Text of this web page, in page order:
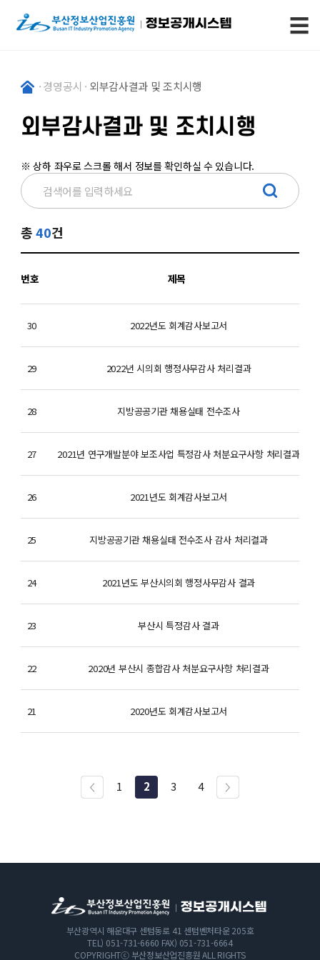
☰
·경영공시 · 외부감사결과 및 조치시행
외부감사결과 및 조치시행
※ 상하 좌우로 스크롤 해서 정보를 확인하실 수 있습니다.
총40건
번호 제목
30 2022년도 회계감사보고서
29 2022년 시의회 행정사무감사 처리결과
28 지방공공기관 채용실태 전수조사
27 2021년 연구개발분야 보조사업 특정감사 처분요구사항 처리결과
26 2021년도 회계감사보고서
25 지방공공기관 채용실태 전수조사 감사 처리결과
24 2021년도 부산시의회 행정사무감사 결과
23 부산시 특정감사 결과
22 2020년 부산시 종합감사 처분요구사항 처리결과
21 2020년도 회계감사보고서
1 2 3 4
부산광역시 해운대구 센텀동로 41 센텀벤처타운 205호
TEL) 051-731-6660 FAX) 051-731-6664
COPYRIGHTⓒ 부산정보산업진흥원 ALL RIGHTS